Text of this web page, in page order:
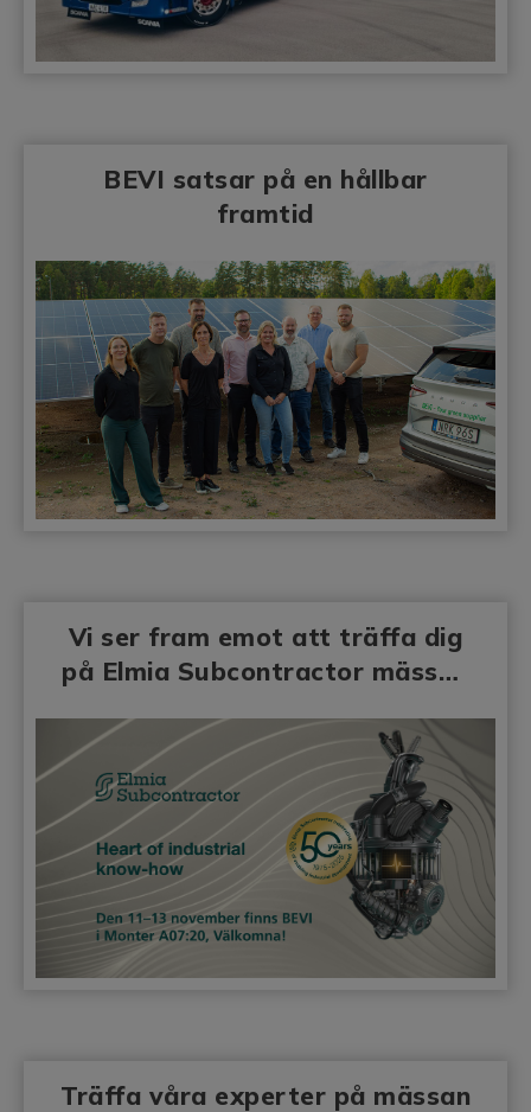
BEVI satsar på en hållbar
framtid
Vi ser fram emot att träffa dig
på Elmia Subcontractor mässan
Träffa våra experter på mässan